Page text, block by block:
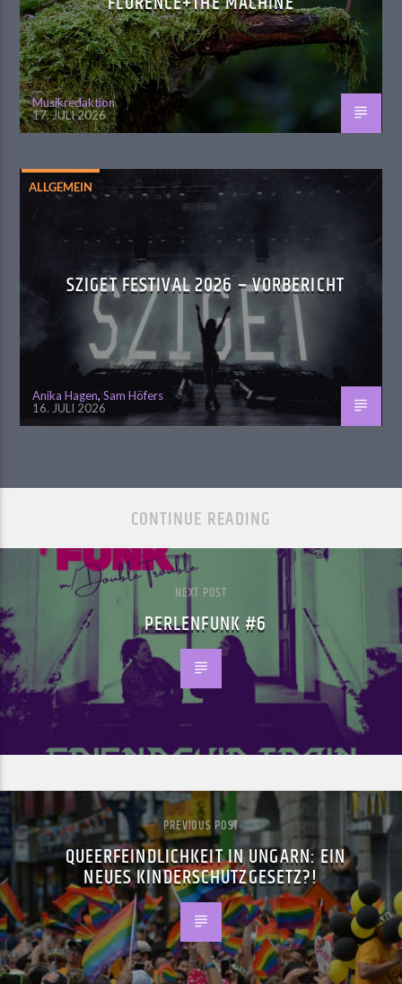
Musikredaktion
17. JULI 2026
ALLGEMEIN
SZIGET FESTIVAL 2026 – VORBERICHT
Anika Hagen,Sam Höfers
16. JULI 2026
CONTINUE READING
NEXT POST
PERLENFUNK #6
PREVIOUS POST
QUEERFEINDLICHKEIT IN UNGARN: EIN
NEUES KINDERSCHUTZGESETZ?!